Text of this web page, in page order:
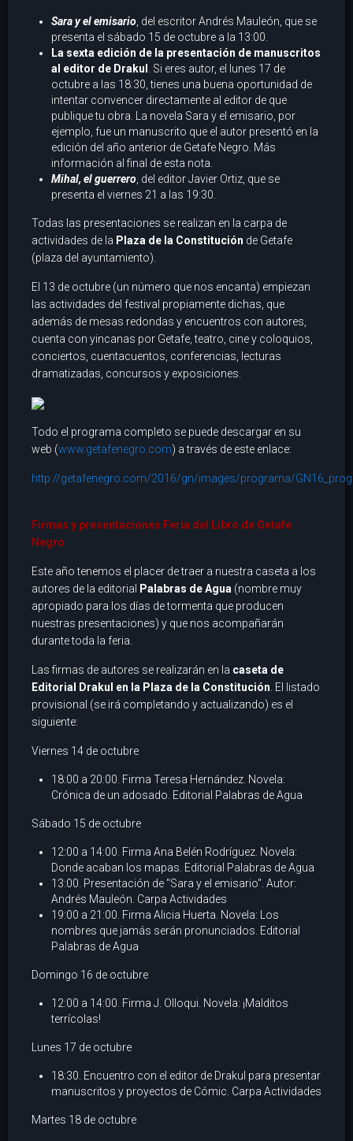
Sara y el emisario , del escritor Andrés Mauleón, que se
presenta el sábado 15 de octubre a la 13:00.
La sexta edición de la presentación de manuscritos
al editor de Drakul
. Si eres autor, el lunes 17 de
octubre a las 18:30, tienes una buena oportunidad de
intentar convencer directamente al editor de que
publique tu obra. La novela Sara y el emisario, por
ejemplo, fue un manuscrito que el autor presentó en la
edición del año anterior de Getafe Negro. Más
información al final de esta nota.
Mihal, el guerrero , del editor Javier Ortiz, que se
presenta el viernes 21 a las 19:30.
Todas las presentaciones se realizan en la carpa de
actividades de la Plaza de la Constitución de Getafe
(plaza del ayuntamiento).
El 13 de octubre (un número que nos encanta) empiezan
las actividades del festival propiamente dichas, que
además de mesas redondas y encuentros con autores,
cuenta con yincanas por Getafe, teatro, cine y coloquios,
conciertos, cuentacuentos, conferencias, lecturas
dramatizadas, concursos y exposiciones.
Todo el programa completo se puede descargar en su
web (www.getafenegro.com) a través de este enlace:
http://getafenegro.com/2016/gn/images/programa/
Firmas y presentaciones Feria del Libro de Getafe
Negro
Este año tenemos el placer de traer a nuestra caseta a los
autores de la editorial
Palabras de Agua (nombre muy
apropiado para los días de tormenta que producen
nuestras presentaciones) y que nos acompañarán
durante toda la feria.
Las firmas de autores se realizarán en la caseta de
Editorial Drakul en la Plaza de la Constitución . El listado
provisional (se irá completando y actualizando) es el
siguiente:
Viernes 14 de octubre
18:00 a 20:00. Firma Teresa Hernández. Novela:
Crónica de un adosado. Editorial Palabras de Agua
Sábado 15 de octubre
12:00 a 14:00. Firma Ana Belén Rodríguez. Novela:
Donde acaban los mapas. Editorial Palabras de Agua
13:00. Presentación de "Sara y el emisario". Autor:
Andrés Mauleón. Carpa Actividades
19:00 a 21:00. Firma Alicia Huerta. Novela: Los
nombres que jamás serán pronunciados. Editorial
Palabras de Agua
Domingo 16 de octubre
12:00 a 14:00. Firma J. Olloqui. Novela: ¡Malditos
terrícolas!
Lunes 17 de octubre
18:30. Encuentro con el editor de Drakul para presentar
manuscritos y proyectos de Cómic. Carpa Actividades
Martes 18 de octubre